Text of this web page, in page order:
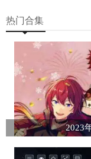
热门合集
2023